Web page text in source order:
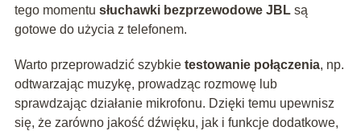
tego momentu słuchawki bezprzewodowe JBLsą
gotowe do użycia z telefonem.
Warto przeprowadzić szybkie testowanie połączenia, np.
odtwarzając muzykę, prowadząc rozmowę lub
sprawdzając działanie mikrofonu. Dzięki temu upewnisz
się, że zarówno jakość dźwięku, jak i funkcje dodatkowe,